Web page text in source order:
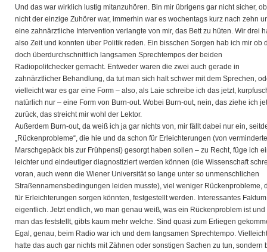
Und das war wirklich lustig mitanzuhören. Bin mir übrigens gar nicht sicher,
nicht der einzige Zuhörer war, immerhin war es wochentags kurz nach zehn
eine zahnärztliche Intervention verlangte von mir, das Bett zu hüten. Wir drei
also Zeit und konnten über Politik reden. Ein bisschen Sorgen hab ich mir ob
doch überdurchschnittlich langsamen Sprechtempos der beiden
Radiopolitchecker gemacht. Entweder waren die zwei auch gerade in
zahnärztlicher Behandlung, da tut man sich halt schwer mit dem Sprechen,
vielleicht war es gar eine Form – also, als Laie schreibe ich das jetzt,
natürlich nur – eine Form von Burn-out. Wobei Burn-out, nein, das ziehe ich
zurück, das streicht mir wohl der Lektor.
Außerdem Burn-out, da weiß ich ja gar nichts von, mir fällt dabei nur ein,
„Rückenprobleme“, die hie und da schon für Erleichterungen (von
Marschgepäck bis zur Frühpensi) gesorgt haben sollen – zu Recht, füge ich
leichter und eindeutiger diagnostiziert werden können (die Wissenschaft
voran, auch wenn die Wiener Universität so lange unter so unmenschlichen
Straßennamensbedingungen leiden musste), viel weniger Rückenprobleme,
für Erleichterungen sorgen könnten, festgestellt werden. Interessantes Faktum
eigentlich. Jetzt endlich, wo man genau weiß, was ein Rückenproblem ist und
man das feststellt, gibts kaum mehr welche. Sind quasi zum Erliegen
Egal, genau, beim Radio war ich und dem langsamen Sprechtempo. Vielleicht
hatte das auch gar nichts mit Zähnen oder sonstigen Sachen zu tun, sondern